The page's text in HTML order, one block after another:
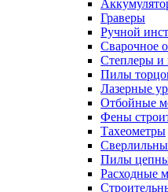
Граверы
Ручной
Сварочное
Степлеры и
Пилы
Лазерные
Отбойные
Фены
Тахеометры
Пилы
Расходные